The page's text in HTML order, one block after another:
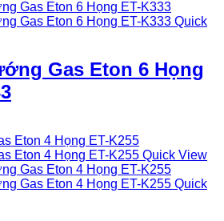
Quick
Gas Eton 6 Họng
Quick View
Quick